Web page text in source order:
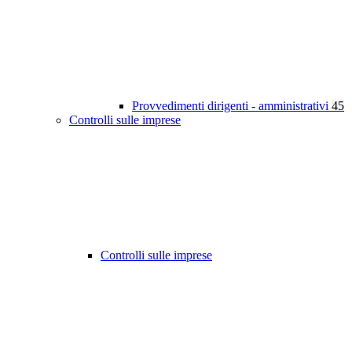
Provvedimenti dirigenti - amministrativi 45
Controlli sulle imprese
Controlli sulle imprese